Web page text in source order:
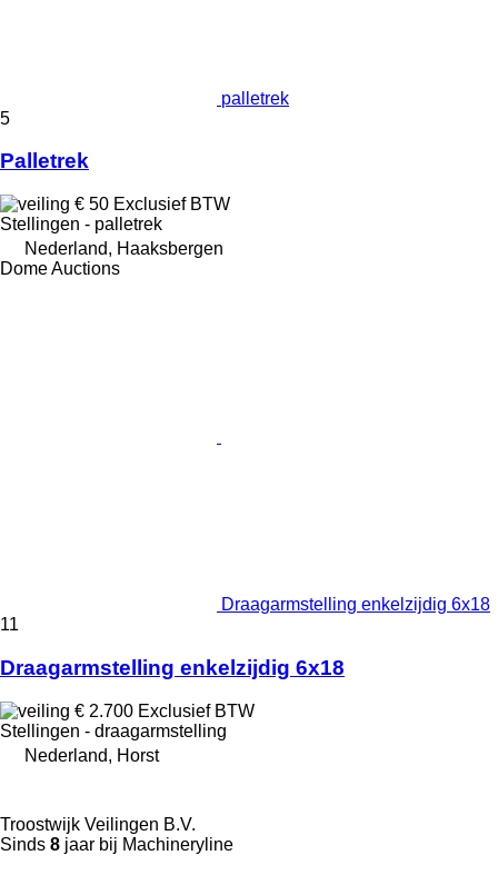
palletrek
5
Palletrek
€ 50 Exclusief BTW
Stellingen - palletrek
Nederland, Haaksbergen
Dome Auctions
Draagarmstelling enkelzijdig 6x18
11
Draagarmstelling enkelzijdig 6x18
€ 2.700 Exclusief BTW
Stellingen - draagarmstelling
Nederland, Horst
Troostwijk Veilingen B.V.
Sinds 8 jaar bij Machineryline